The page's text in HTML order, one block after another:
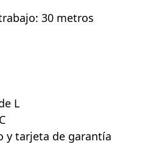
30 metros
L
y tarjeta de garantía